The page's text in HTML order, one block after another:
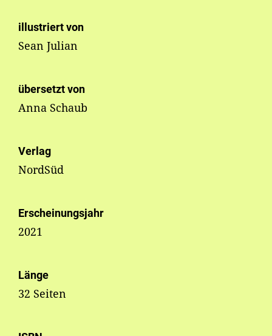
illustriert von
Sean Julian
übersetzt von
Anna Schaub
Verlag
NordSüd
Erscheinungsjahr
2021
Länge
32 Seiten